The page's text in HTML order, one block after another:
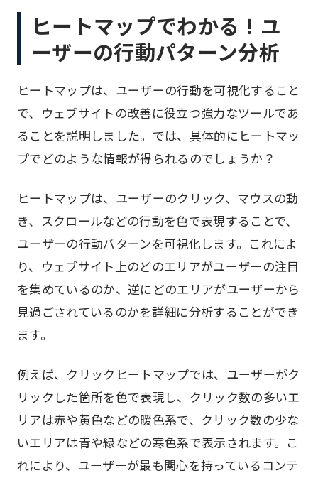
ヒートマップでわかる！ユ
ーザーの行動パターン分析
ヒートマップは、ユーザーの行動を可視化すること
で、ウェブサイトの改善に役立つ強力なツールであ
ることを説明しました。では、具体的にヒートマッ
プでどのような情報が得られるのでしょうか？
ヒートマップは、ユーザーのクリック、マウスの動
き、スクロールなどの行動を色で表現することで、
ユーザーの行動パターンを可視化します。これによ
り、ウェブサイト上のどのエリアがユーザーの注目
を集めているのか、逆にどのエリアがユーザーから
見過ごされているのかを詳細に分析することができ
ます。
例えば、クリックヒートマップでは、ユーザーがク
リックした箇所を色で表現し、クリック数の多いエ
リアは赤や黄色などの暖色系で、クリック数の少な
いエリアは青や緑などの寒色系で表示されます。こ
れにより、ユーザーが最も関心を持っているコンテ